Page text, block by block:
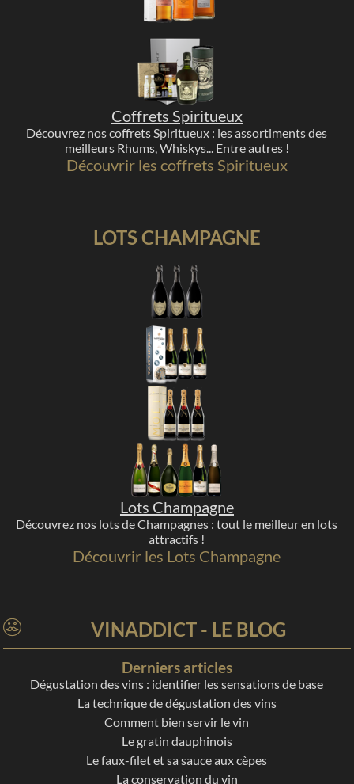
Coffrets Spiritueux
Découvrez nos coffrets Spiritueux : les assortiments des
meilleurs Rhums, Whiskys... Entre autres !
Découvrir les coffrets Spiritueux
LOTS CHAMPAGNE
Lots Champagne
Découvrez nos lots de Champagnes : tout le meilleur en lots
attractifs !
Découvrir les Lots Champagne
VINADDICT - LE BLOG
Derniers articles
Dégustation des vins : identifier les sensations de base
La technique de dégustation des vins
Comment bien servir le vin
Le gratin dauphinois
Le faux-filet et sa sauce aux cèpes
La conservation du vin